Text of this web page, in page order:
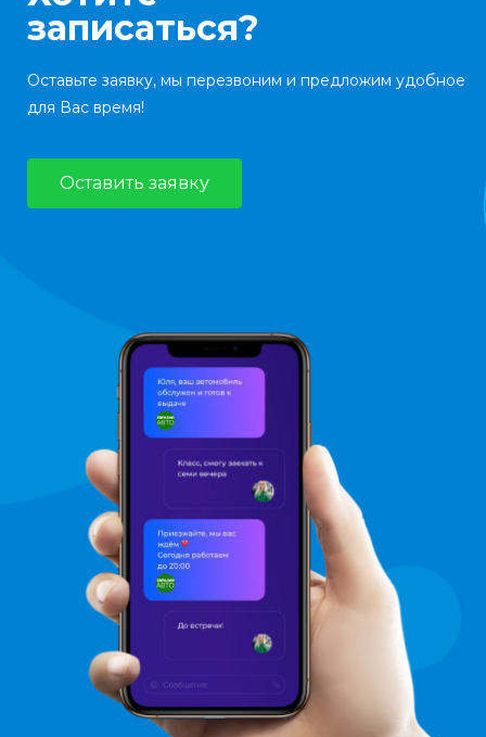
записаться?
Оставьте заявку, мы перезвоним и предложим удобное
для Вас время!
Оставить заявку